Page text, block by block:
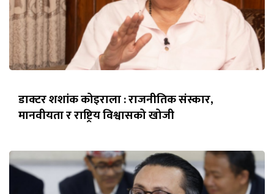
डाक्टर शशांक कोइराला : राजनीतिक संस्कार,
मानवीयता र राष्ट्रिय विश्वासको खोजी